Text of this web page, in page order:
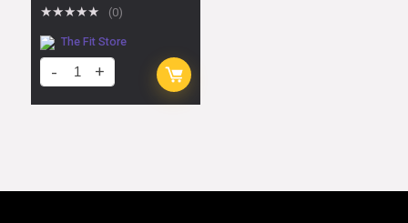
★★★★★ (0)
The Fit Store